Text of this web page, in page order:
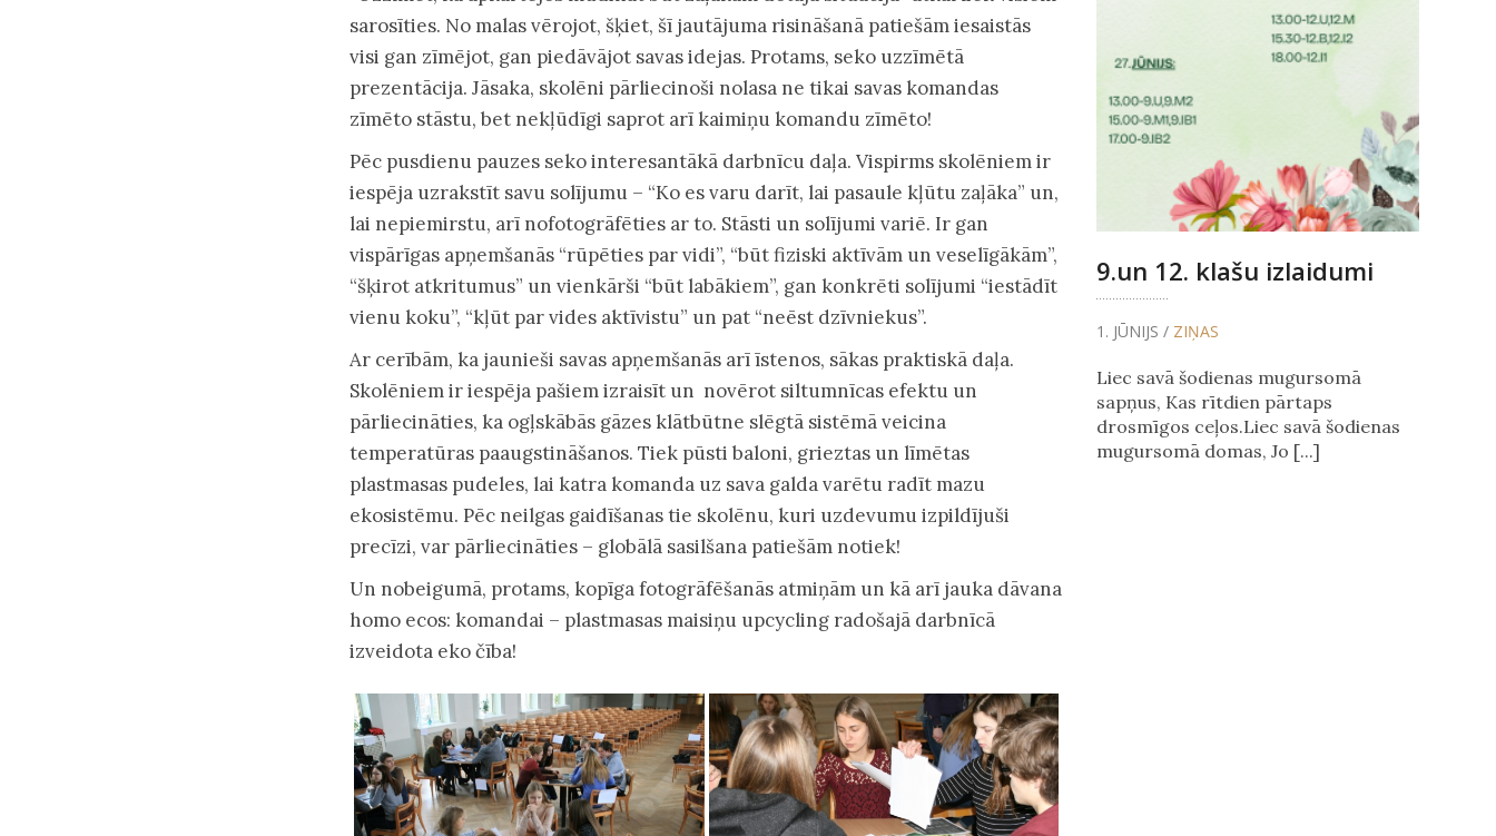
sarosīties. No malas vērojot, šķiet, šī jautājuma risināšanā patiešām iesaistās
visi gan zīmējot, gan piedāvājot savas idejas. Protams, seko uzzīmētā
prezentācija. Jāsaka, skolēni pārliecinoši nolasa ne tikai savas komandas
zīmēto stāstu, bet nekļūdīgi saprot arī kaimiņu komandu zīmēto!
Pēc pusdienu pauzes seko interesantākā darbnīcu daļa. Vispirms skolēniem ir
iespēja uzrakstīt savu solījumu – “Ko es varu darīt, lai pasaule kļūtu zaļāka” un,
lai nepiemirstu, arī nofotogrāfēties ar to. Stāsti un solījumi variē. Ir gan
vispārīgas apņemšanās “rūpēties par vidi”, “būt fiziski aktīvām un veselīgākām”,
“šķirot atkritumus” un vienkārši “būt labākiem”, gan konkrēti solījumi “iestādīt
vienu koku”, “kļūt par vides aktīvistu” un pat “neēst dzīvniekus”.
Ar cerībām, ka jaunieši savas apņemšanās arī īstenos, sākas praktiskā daļa.
Skolēniem ir iespēja pašiem izraisīt un novērot siltumnīcas efektu un
pārliecināties, ka ogļskābās gāzes klātbūtne slēgtā sistēmā veicina
temperatūras paaugstināšanos. Tiek pūsti baloni, grieztas un līmētas
plastmasas pudeles, lai katra komanda uz sava galda varētu radīt mazu
ekosistēmu. Pēc neilgas gaidīšanas tie skolēnu, kuri uzdevumu izpildījuši
precīzi, var pārliecināties – globālā sasilšana patiešām notiek!
Un nobeigumā, protams, kopīga fotogrāfēšanās atmiņām un kā arī jauka dāvana
homo ecos: komandai – plastmasas maisiņu upcycling radošajā darbnīcā
izveidota eko čība!
9.un 12. klašu izlaidumi
1. JŪNIJS / ZIŅAS
Liec savā šodienas mugursomā
sapņus, Kas rītdien pārtaps
drosmīgos ceļos.Liec savā šodienas
mugursomā domas, Jo [...]